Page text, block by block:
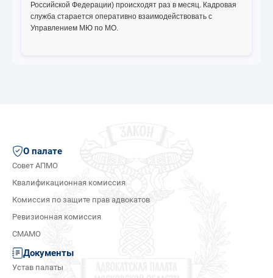
Российской Федерации) происходят раз в месяц. Кадровая
служба старается оперативно взаимодействовать с
Управлением МЮ по МО.
О палате
Совет АПМО
Квалификационная комиссия
Комиссия по защите прав адвокатов
Ревизионная комиссия
СМАМО
Документы
Устав палаты